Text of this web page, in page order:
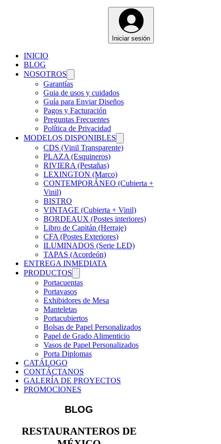
Iniciar sesión
INICIO
BLOG
NOSOTROS
Garantías
Guia de usos y cuidados
Guía para Enviar Diseños
Pagos y Facturación
Preguntas Frecuentes
Política de Privacidad
MODELOS DISPONIBLES
CDS (Vinil Transparente)
PLAZA (Esquineros)
RIVIERA (Pestañas)
LEXINGTON (Marco)
CONTEMPORÁNEO (Cubierta +
Vinil)
BISTRO
VINTAGE (Cubierta + Vinil)
BORDEAUX (Postes interiores)
Libro de Capitán (Herraje)
CFA (Postes Exteriores)
ILUMINADOS (Serie LED)
TAPAS (Acordeón)
ENTREGA INMEDIATA
PRODUCTOS
Portacuentas
Portavasos
Exhibidores de Mesa
Manteletas
Portacubiertos
Bolsas de Papel Personalizados
Papel de Grado Alimenticio
Vasos de Papel Personalizados
Porta Diplomas
CATÁLOGO
CONTÁCTANOS
GALERÍA DE PROYECTOS
PROMOCIONES
BLOG
RESTAURANTEROS DE